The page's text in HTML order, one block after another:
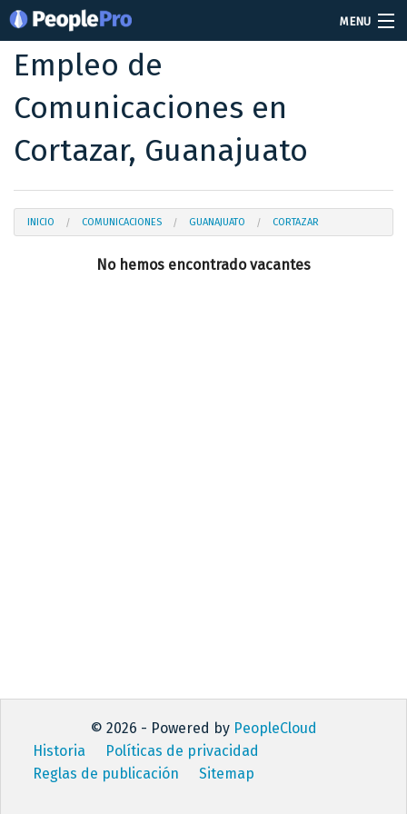
MENU
Soy reclutador
Precios
Vacantes
Crear cuenta
Empleo de
Comunicaciones en
Cortazar, Guanajuato
INICIO COMUNICACIONES GUANAJUATO CORTAZAR
No hemos encontrado vacantes
© 2026 - Powered by PeopleCloud
Historia
Políticas de privacidad
Reglas de publicación
Sitemap